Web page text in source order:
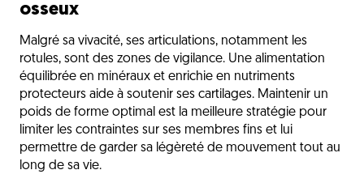
osseux
Malgré sa vivacité, ses articulations, notamment les
rotules, sont des zones de vigilance. Une alimentation
équilibrée en minéraux et enrichie en nutriments
protecteurs aide à soutenir ses cartilages. Maintenir un
poids de forme optimal est la meilleure stratégie pour
limiter les contraintes sur ses membres fins et lui
permettre de garder sa légèreté de mouvement tout au
long de sa vie.